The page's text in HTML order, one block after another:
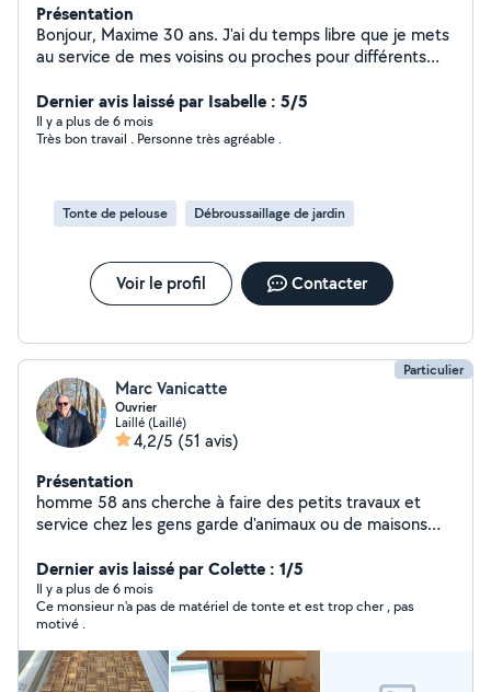
Présentation
Bonjour, Maxime 30 ans. J'ai du temps libre que je mets
au service de mes voisins ou proches pour différents
appartement neuf au pistolet, Taille de haie,
débroussaillage, tonte de pelouse. Avec évacuation des
déchets. Travail rapide et efficace. Discret,
Dernier avis laissé par Isabelle : 5/5
Il y a plus de 6 mois
Très bon travail . Personne très agréable .
Tonte de pelouse Débroussaillage de jardin
Voir le profil Contacter
Particulier
Marc Vanicatte
Ouvrier
Laillé (Laillé)
4,2/5 (51 avis)
Présentation
homme 58 ans cherche à faire des petits travaux et
service chez les gens garde d'animaux ou de maisons
débarras garage
Dernier avis laissé par Colette : 1/5
Il y a plus de 6 mois
Ce monsieur n'a pas de matériel de tonte et est trop cher , pas
motivé .